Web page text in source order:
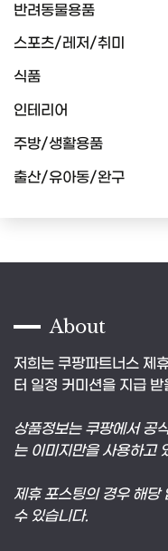
반려동물용품
스포츠/레저/취미
식품
인테리어
주방/생활용품
출산/유아동/완구
About
저희는 쿠팡파트너스 제
터 일정 커미션을 지급
상품정보는 쿠팡에서 공
는 이미지만을 사용하고
제휴 포스팅의 경우 해당
수 있습니다.